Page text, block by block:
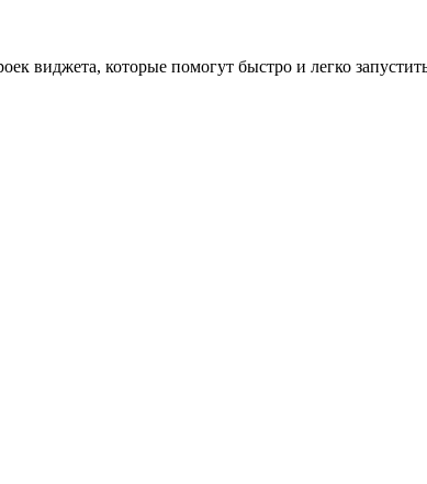
виджета, которые помогут быстро и легко